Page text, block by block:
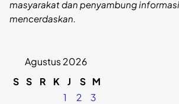
masyarakat dan penyambung
mencerdaskan.
Agustus 2026
S S R K J S M
1
2
3